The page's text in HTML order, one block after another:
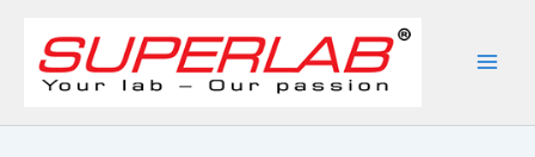
content